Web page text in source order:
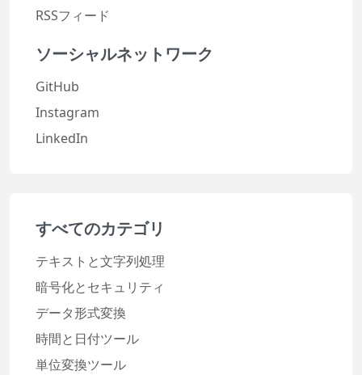
RSSフィード
ソーシャルネットワーク
GitHub
Instagram
LinkedIn
すべてのカテゴリ
テキストと文字列処理
暗号化とセキュリティ
データ形式変換
時間と日付ツール
単位変換ツール